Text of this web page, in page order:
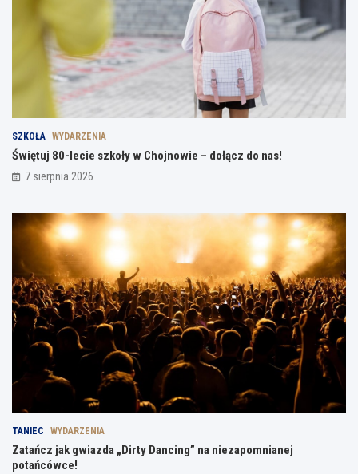
SZKOŁA WYDARZENIA
Świętuj 80-lecie szkoły w Chojnowie – dołącz do nas!
7 sierpnia 2026
TANIEC WYDARZENIA
Zatańcz jak gwiazda „Dirty Dancing” na niezapomnianej
potańcówce!